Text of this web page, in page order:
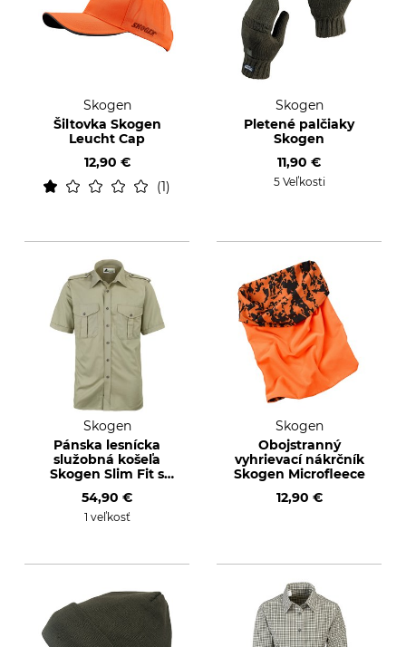
Skogen
Šiltovka Skogen
Leucht Cap
12,90 €
1
Skogen
Pletené palčiaky
Skogen
11,90 €
5 Veľkosti
Skogen
Pánska lesnícka
služobná košeľa
Skogen Slim Fit s
54,90 €
1 veľkosť
Skogen
Obojstranný
vyhrievací nákrčník
Skogen Microfleece
12,90 €